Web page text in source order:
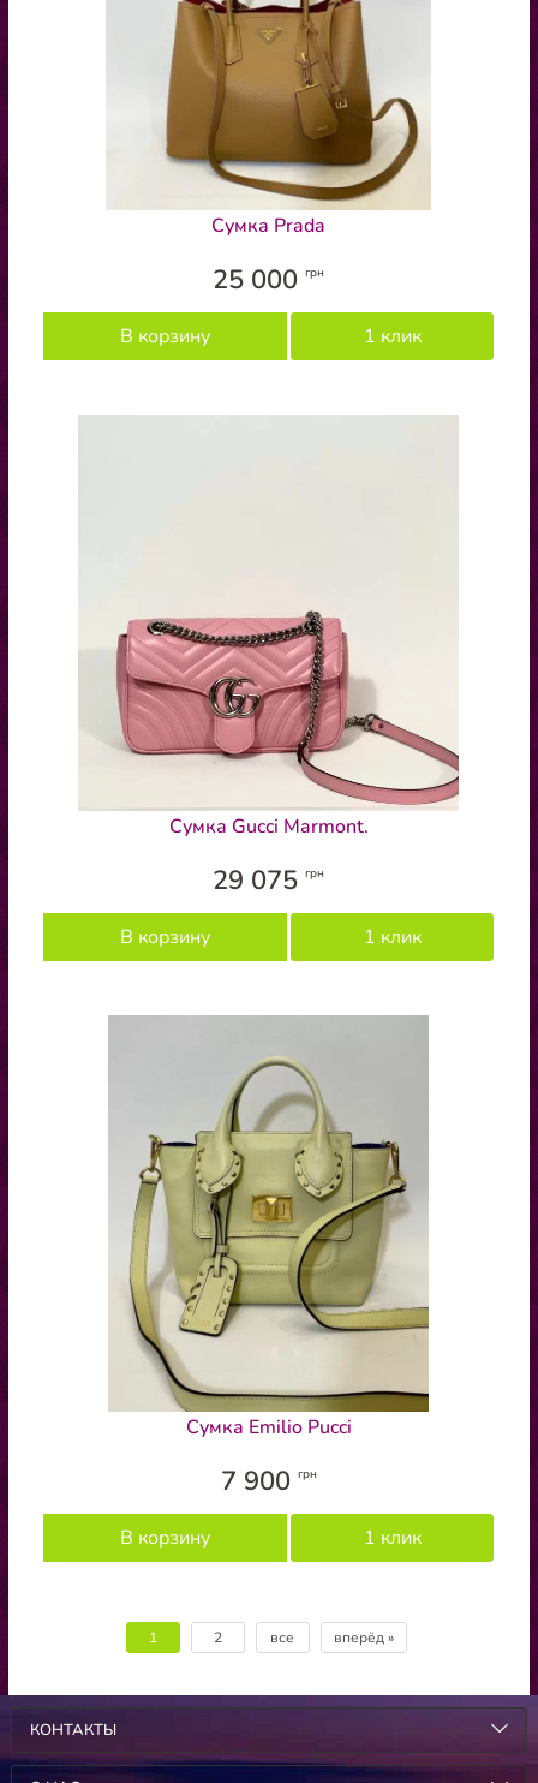
Сумка Prada
25 000 грн
В корзину 1 клик
Сумка Gucci Marmont.
29 075 грн
В корзину 1 клик
Сумка Emilio Pucci
7 900 грн
В корзину 1 клик
1 2 все вперёд »
КОНТАКТЫ